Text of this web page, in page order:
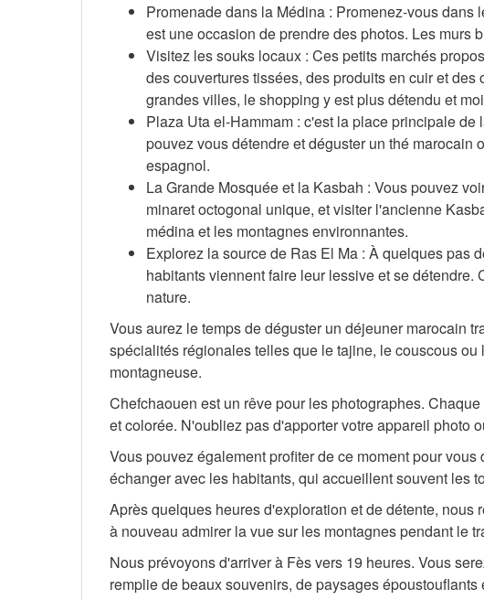
Promenade dans la Médina : Promenez-vous
est une occasion de prendre des photos. Les murs
Visitez les souks locaux : Ces petits marchés
des couvertures tissées, des produits en cuir et
grandes villes, le shopping y est plus détendu et
Plaza Uta el-Hammam : c'est la place principale
pouvez vous détendre et déguster un thé
espagnol.
La Grande Mosquée et la Kasbah : Vous pouvez
minaret octogonal unique, et visiter l'ancienne
médina et les montagnes environnantes.
Explorez la source de Ras El Ma : À quelques pas
habitants viennent faire leur lessive et se
nature.
Vous aurez le temps de déguster un déjeuner marocain
spécialités régionales telles que le tajine, le couscous
montagneuse.
Chefchaouen est un rêve pour les photographes.
et colorée. N'oubliez pas d'apporter votre appareil photo
Vous pouvez également profiter de ce moment pour
échanger avec les habitants, qui accueillent souvent les
Après quelques heures d'exploration et de détente,
à nouveau admirer la vue sur les montagnes pendant le
Nous prévoyons d'arriver à Fès vers 19 heures. Vous
remplie de beaux souvenirs, de paysages